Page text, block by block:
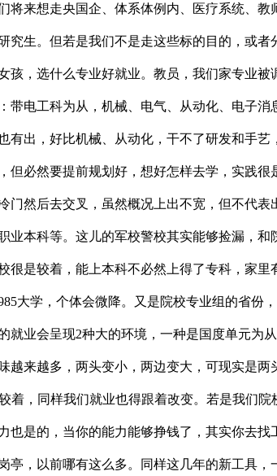
来想走央国企、体系体例内、医疗系统、
生。但若是我们不是走这些标的目的，或
，选什么专业好就业。教员，我们家专业
电工科为从，机械、电气、从动化、电子
出，好比机械、从动化，干不了研发和手
必然要提前规划好，想好怎样去学，实践
然后去交叉，虽然概况上出不宽，但不代
业本科等。这儿的军校警校其实能够捡漏，
是较着，能上本科不必然上得了专科，家
大学，个体会微降。又是院校专业组的省
就业会呈现2种大的环境，一种是国度单元为
来越多，两头变小，两边变大，可现实是
，同样我们就业也得跟着改变。若是我们
是的，当你的能力能够挣钱了，其实你去
，以前哪有这么多。同样这几年的新工具